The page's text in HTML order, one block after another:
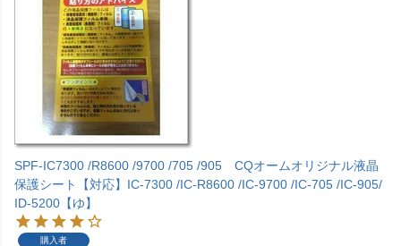
SPF-IC7300 /R8600 /9700 /705 /905 CQオームオリジナル液晶
保護シート【対応】IC-7300 /IC-R8600 /IC-9700 /IC-705 /IC-905/
ID-5200【ゆ】
購入者